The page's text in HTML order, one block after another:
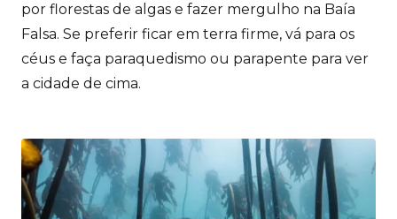
por florestas de algas e fazer mergulho na Baía
Falsa. Se preferir ficar em terra firme, vá para os
céus e faça paraquedismo ou parapente para ver
a cidade de cima.